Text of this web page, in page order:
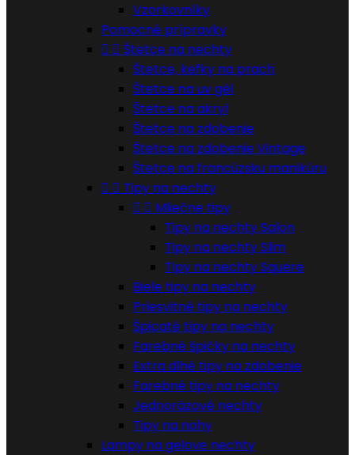
Vzorkovníky
Pomocné prípravky
  Štetce na nechty
Štetce, kefky na prach
Štetce na uv gél
Štetce na akryl
Štetce na zdobenie
Štetce na zdobenie Vintage
Štetce na francúzsku manikúru
  Tipy na nechty
  Mliečne tipy
Tipy na nechty Salon
Tipy na nechty Slim
Tipy na nechty Squere
Biele tipy na nechty
Priesvitné tipy na nechty
Špicaté tipy na nechty
Farebné špičky na nechty
Extra dlhé tipy na zdobenie
Farebné tipy na nechty
Jednorázové nechty
Tipy na nohy
Lampy na gelove nechty